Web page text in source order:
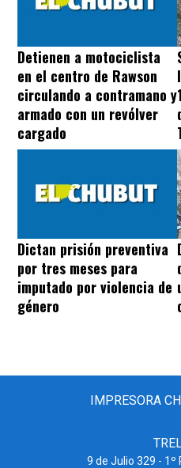
Detienen a motociclista
en el centro de Rawson
circulando a contramano y
armado con un revólver
cargado
Dictan prisión preventiva
por tres meses para
imputado por violencia de
género
IMPRESORA
9 de Julio 329 - 1º